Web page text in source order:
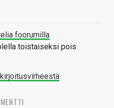
foorumilla
toistaiseksi pois